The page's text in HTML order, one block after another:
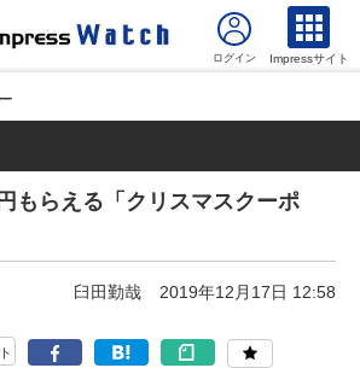
Impressサイト
もらえる「クリスマスクーポ
臼田勤哉 2019年12月17日 12:58